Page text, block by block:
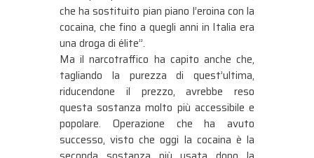
che ha sostituito pian piano l’eroina con la
cocaina, che fino a quegli anni in Italia era
una droga di élite”.
Ma il narcotraffico ha capito anche che,
tagliando la purezza di quest’ultima,
riducendone il prezzo, avrebbe reso
questa sostanza molto più accessibile e
popolare. Operazione che ha avuto
successo, visto che oggi la cocaina è la